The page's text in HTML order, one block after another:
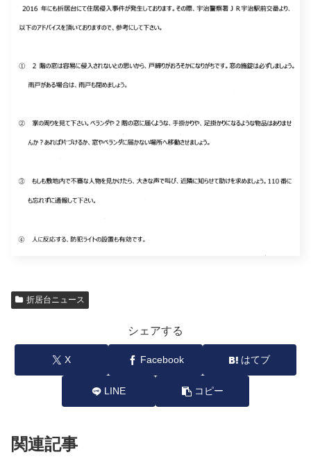
折居台ニュース
シェアする
X Facebook はてブ
LINE コピー
関連記事